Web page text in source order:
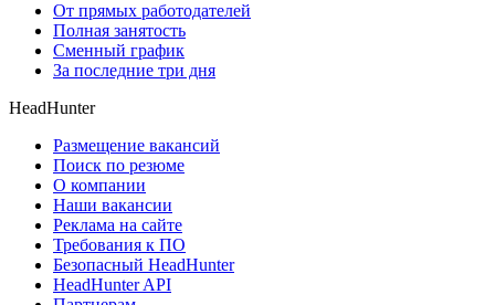
От прямых работодателей
Полная занятость
Сменный график
За последние три дня
HeadHunter
Размещение вакансий
Поиск по резюме
О компании
Наши вакансии
Реклама на сайте
Требования к ПО
Безопасный HeadHunter
HeadHunter API